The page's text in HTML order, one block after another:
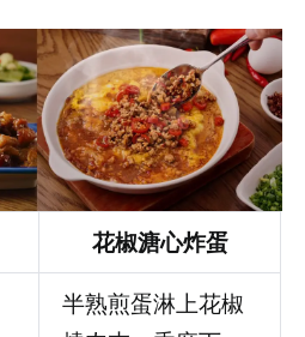
花椒溏心炸蛋
半熟煎蛋淋上花椒